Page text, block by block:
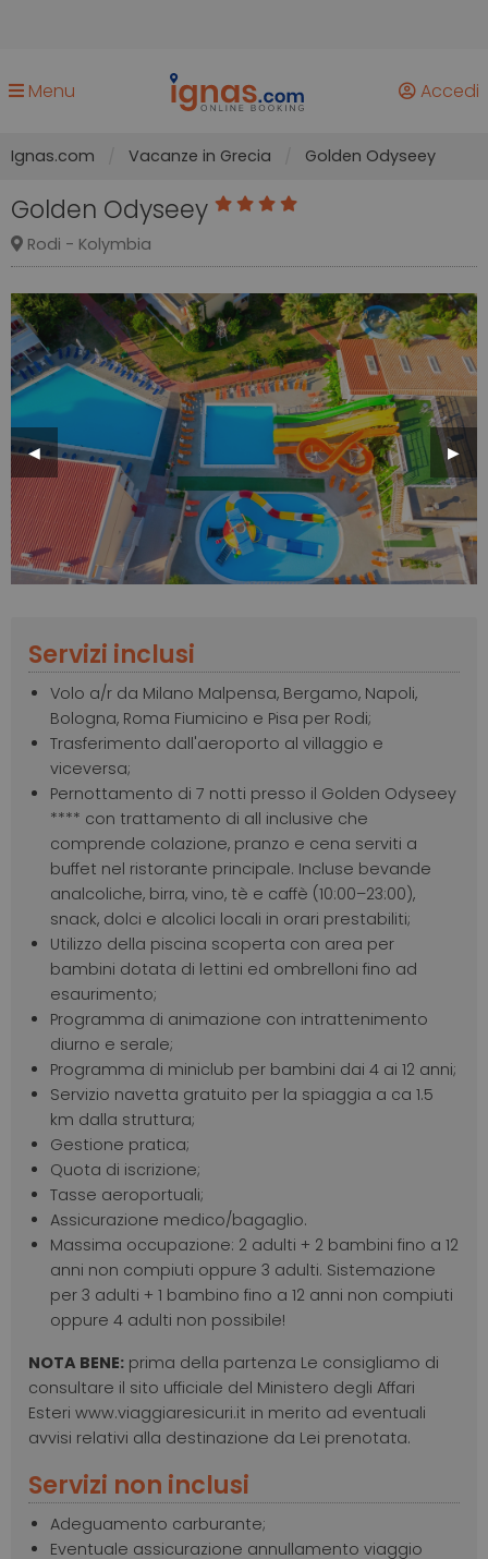
Menu Accedi
Ignas.com Vacanze in Grecia Golden Odyseey
Golden Odyseey
Rodi - Kolymbia
Previous
Slide
◀︎ Next
Slide
▶︎
Servizi inclusi
Volo a/r da Milano Malpensa, Bergamo, Napoli,
Bologna, Roma Fiumicino e Pisa per Rodi;
Trasferimento dall'aeroporto al villaggio e
viceversa;
Pernottamento di 7 notti presso il Golden Odyseey
**** con trattamento di all inclusive che
comprende colazione, pranzo e cena serviti a
buffet nel ristorante principale. Incluse bevande
analcoliche, birra, vino, tè e caffè (10:00–23:00),
snack, dolci e alcolici locali in orari prestabiliti;
Utilizzo della piscina scoperta con area per
bambini dotata di lettini ed ombrelloni fino ad
esaurimento;
Programma di animazione con intrattenimento
diurno e serale;
Programma di miniclub per bambini dai 4 ai 12 anni;
Servizio navetta gratuito per la spiaggia a ca 1.5
km dalla struttura;
Gestione pratica;
Quota di iscrizione;
Tasse aeroportuali;
Assicurazione medico/bagaglio.
Massima occupazione: 2 adulti + 2 bambini fino a 12
anni non compiuti oppure 3 adulti. Sistemazione
per 3 adulti + 1 bambino fino a 12 anni non compiuti
oppure 4 adulti non possibile!
NOTA BENE: prima della partenza Le consigliamo di
consultare il sito ufficiale del Ministero degli Affari
Esteri www.viaggiaresicuri.it in merito ad eventuali
avvisi relativi alla destinazione da Lei prenotata.
Servizi non inclusi
Adeguamento carburante;
Eventuale assicurazione annullamento viaggio